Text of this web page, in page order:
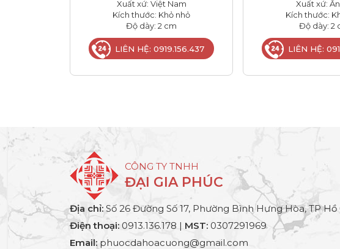
Xuất xứ: Việt Nam
Kích thước: Khỏ nhỏ
Độ dày: 2 cm
LIÊN HỆ: 0919.156.437
Xuất xứ:
Kích thước:
Độ dày: 2
LIÊN HỆ:
CÔNG TY TNHH
ĐẠI GIA PHÚC
Địa chỉ: Số 26 Đường Số 17, Phường Bình Hưng Hòa, TP Hồ
Điện thoại: 0913.136.178 | MST: 0307291969
Email: phuocdahoacuong@gmail.com